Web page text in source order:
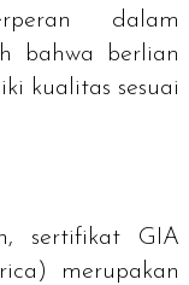
dalam
bahwa berlian
kualitas sesuai
sertifikat GIA
merupakan